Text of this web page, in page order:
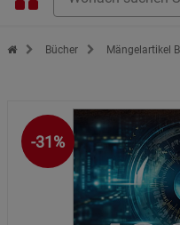
Zur Startseite des Kopp Verlag
Bücher Mängelartikel
-31%